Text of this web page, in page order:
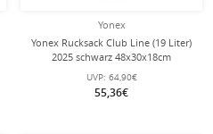
Yonex
Yonex Rucksack Club Line (19 Liter)
2025 schwarz 48x30x18cm
UVP: 64,90€
55,36€